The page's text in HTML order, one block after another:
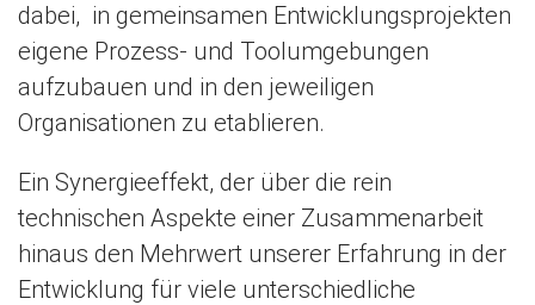
dabei, in gemeinsamen Entwicklungsprojekten
eigene Prozess- und Toolumgebungen
aufzubauen und in den jeweiligen
Organisationen zu etablieren.
Ein Synergieeffekt, der über die rein
technischen Aspekte einer Zusammenarbeit
hinaus den Mehrwert unserer Erfahrung in der
Entwicklung für viele unterschiedliche